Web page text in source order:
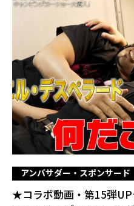
アンバサダー・スポンサード
★コラボ動画・第15弾